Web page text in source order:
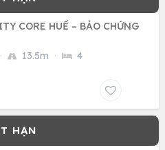
CORE HUẾ – BẢO CHỨNG
· 13.5m · 4